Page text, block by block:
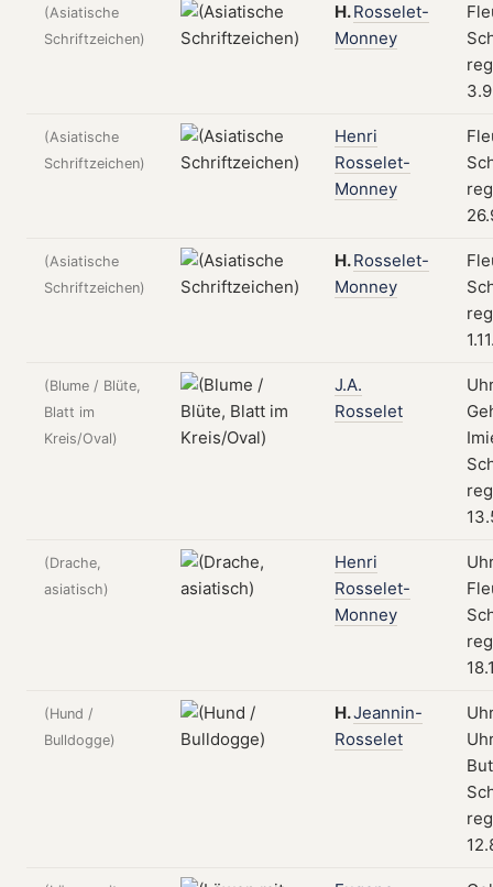
(Asiatische
Schriftzeichen)
H.Rosselet-
Monney
(Asiatische
Schriftzeichen)
Henri
Rosselet-
Monney
(Asiatische
Schriftzeichen)
H.Rosselet-
Monney
(Blume / Blüte,
Blatt im
Kreis/Oval)
J.A.
Rosselet
(Drache,
asiatisch)
Henri
Rosselet-
Monney
(Hund /
Bulldogge)
H.Jeannin-
Rosselet